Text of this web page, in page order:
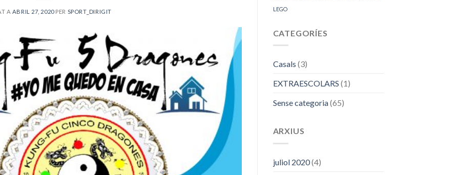
A ABRIL 27, 2020PER SPORT_DIRIGIT
LEGO
CATEGORÍES
Casals (3)
EXTRAESCOLARS (1)
Sense categoria(65)
ARXIUS
juliol 2020(4)